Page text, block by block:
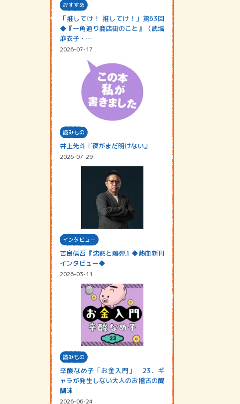
おすすめ
「推してけ！ 推してけ！」第63回
◆『一角通り商店街のこと』（武塙
麻衣子・…
2026-07-17
読みもの
井上先斗『夜がまだ明けない』
2026-07-29
インタビュー
吉良信吾『沈黙と爆弾』◆熱血新刊
インタビュー◆
2026-03-11
読みもの
辛酸なめ子「お金入門」 23．ギ
ャラが発生しない大人のお稽古の醍
醐味
2026-06-24